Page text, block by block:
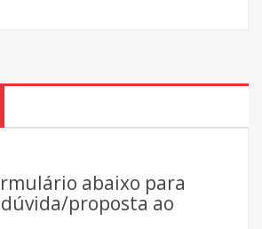
abaixo para
proposta ao